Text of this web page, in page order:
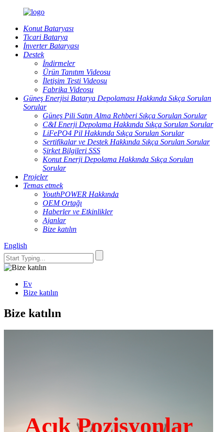
Konut Bataryası
Ticari Batarya
İnverter Bataryası
Destek
İndirmeler
Ürün Tanıtım Videosu
İletişim Testi Videosu
Fabrika Videosu
Güneş Enerjisi Batarya Depolaması Hakkında Sıkça Sorulan
Sorular
Güneş Pili Satın Alma Rehberi Sıkça Sorulan Sorular
C&I Enerji Depolama Hakkında Sıkça Sorulan Sorular
LiFePO4 Pil Hakkında Sıkça Sorulan Sorular
Sertifikalar ve Destek Hakkında Sıkça Sorulan Sorular
Şirket Bilgileri SSS
Konut Enerji Depolama Hakkında Sıkça Sorulan
Sorular
Projeler
Temas etmek
YouthPOWER Hakkında
OEM Ortağı
Haberler ve Etkinlikler
Ajanlar
Bize katılın
English
Ev
Bize katılın
Bize katılın
Açık Pozisyonlar